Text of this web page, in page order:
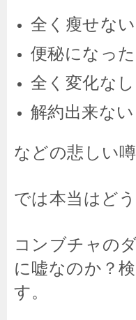
全く瘦せない
便秘になった
全く変化なし
解約出来ない
などの悲しい
では本当はど
コンブチャの
に嘘なのか？
す。